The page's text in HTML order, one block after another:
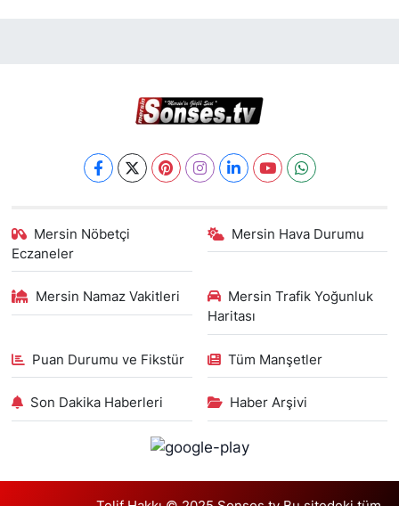
Mersin Nöbetçi
Eczaneler
Mersin Hava Durumu
Mersin Namaz Vakitleri
Mersin Trafik Yoğunluk
Haritası
Puan Durumu ve Fikstür Tüm Manşetler
Son Dakika Haberleri Haber Arşivi